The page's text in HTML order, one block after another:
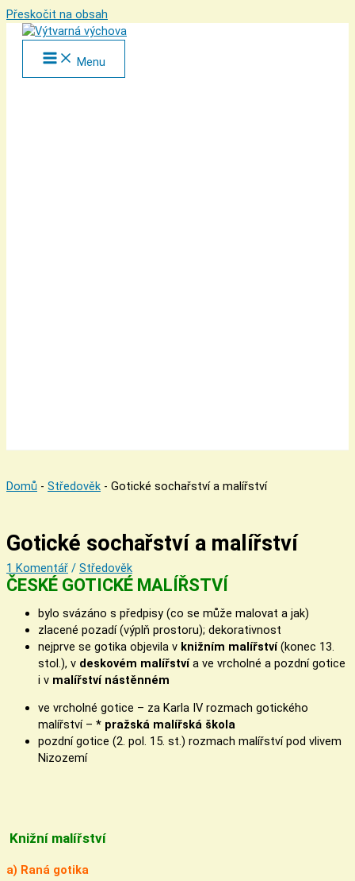
Přeskočit na obsah
Menu
Domů - Středověk - Gotické sochařství a malířství
Gotické sochařství a malířství
1 Komentář / Středověk
ČESKÉ GOTICKÉ MALÍŘSTVÍ
bylo svázáno s předpisy (co se může malovat a jak)
zlacené pozadí (výplň prostoru); dekorativnost
nejprve se gotika objevila v knižním malířství(konec 13.
stol.), v deskovém malířstvía ve vrcholné a pozdní gotice
i v malířství nástěnném
ve vrcholné gotice – za Karla IV rozmach gotického
malířství – * pražská malířská škola
pozdní gotice (2. pol. 15. st.) rozmach malířství pod vlivem
Nizozemí
Knižní malířství
a) Raná gotika